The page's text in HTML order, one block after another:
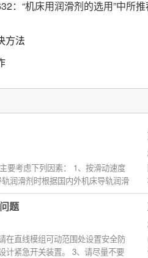
：“机床用润滑剂的选用”中所
方法
要考虑下列因素： 1、按滑动速度
润滑剂时根据国内外机床导轨润滑
题
在直线模组可动范围处设置安全防
计紧急开关装置。 3、请尽量不要